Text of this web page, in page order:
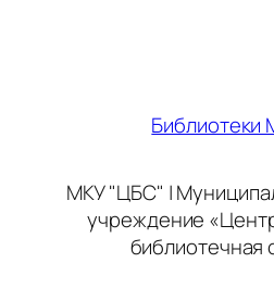
Библиотеки
МКУ "ЦБС" |
учреждение
библиотечная